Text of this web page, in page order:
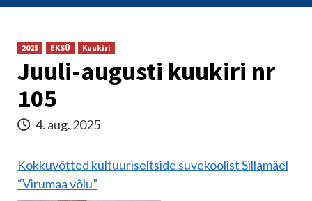
2025 EKSÜ Kuukiri
Juuli-augusti kuukiri nr
105
4. aug. 2025
Kokkuvõtted kultuuriseltside suvekoolist Sillamäel
“Virumaa võlu”